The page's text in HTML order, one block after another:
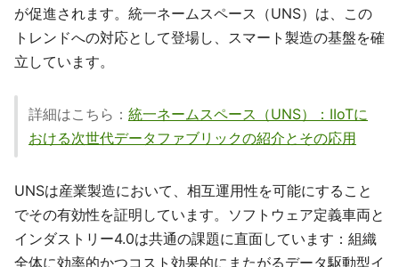
が促進されます。統一ネームスペース（UNS）は、この
トレンドへの対応として登場し、スマート製造の基盤を確
立しています。
詳細はこちら： 統一ネームスペース（UNS）：IIoTに
おける次世代データファブリックの紹介とその応用
UNSは産業製造において、相互運用性を可能にすること
でその有効性を証明しています。ソフトウェア定義車両と
インダストリー4.0は共通の課題に直面しています：組織
全体に効率的かつコスト効果的にまたがるデータ駆動型イ